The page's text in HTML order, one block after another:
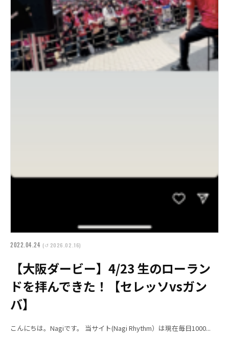
2022.04.24 (↺ 2026.02.16)
【大阪ダービー】4/23 生のローラン
ドを拝んできた！【セレッソvsガン
バ】
こんにちは。Nagiです。 当サイト(Nagi Rhythm）は現在毎日1000...